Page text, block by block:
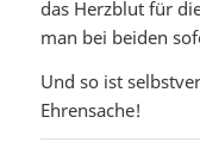
das Herzblut für
man bei beiden
Und so ist
Ehrensache!